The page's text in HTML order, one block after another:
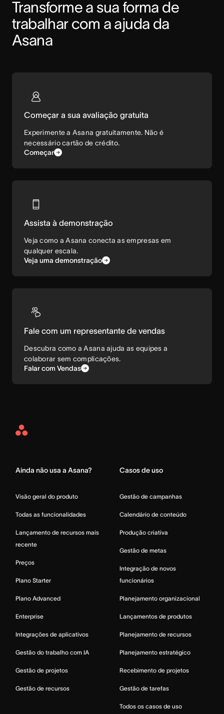
Transforme a sua forma de
trabalhar com a ajuda da
Asana
Começar a sua avaliação gratuita
Experimente a Asana gratuitamente. Não é
necessário cartão de crédito.
Começar
Assista à demonstração
Veja como a Asana conecta as empresas em
qualquer escala.
Veja uma demonstração
Fale com um representante de vendas
Descubra como a Asana ajuda as equipes a
colaborar sem complicações.
Falar com Vendas
Asana
Ainda não usa a Asana?
Visão geral do produto
Todas as funcionalidades
Lançamento de recursos mais
recente
Preços
Plano Starter
Plano Advanced
Enterprise
Integrações de aplicativos
Gestão do trabalho com IA
Gestão de projetos
Gestão de recursos
Casos de uso
Gestão de campanhas
Calendário de conteúdo
Produção criativa
Gestão de metas
Integração de novos
funcionários
Planejamento organizacional
Lançamentos de produtos
Planejamento de recursos
Planejamento estratégico
Recebimento de projetos
Gestão de tarefas
Todos os casos de uso